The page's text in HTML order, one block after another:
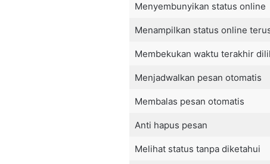
Menyembunyikan status online
Menampilkan status online
Membekukan waktu terakhir
Menjadwalkan pesan otomatis
Membalas pesan otomatis
Anti hapus pesan
Melihat status tanpa diketahui